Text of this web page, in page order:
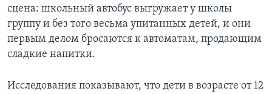
сцена: школьный автобус выгружает у школы
группу и без того весьма упитанных детей, и они
первым делом бросаются к автоматам, продающим
сладкие напитки.
Исследования показывают, что дети в возрасте от 12